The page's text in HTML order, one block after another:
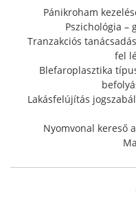
Pánikroham
Pszichológia –
Tranzakciós
fel
Blefaroplasztika
Lakásfelújítás
Nyomvonal kereső